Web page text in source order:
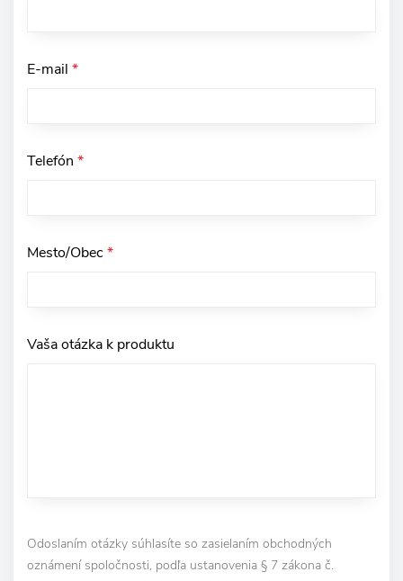
E-mail *
Telefón *
Mesto/Obec*
Vaša otázka k produktu
Odoslaním otázky súhlasíte so zasielaním obchodných
oznámení spoločnosti, podľa ustanovenia § 7 zákona č.